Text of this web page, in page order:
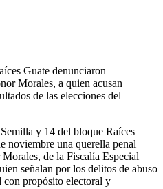
Guate denunciaron
Morales, a quien acusan
de las elecciones del
y 14 del bloque Raíces
noviembre una querella penal
de la Fiscalía Especial
señalan por los delitos de abuso
con propósito electoral y